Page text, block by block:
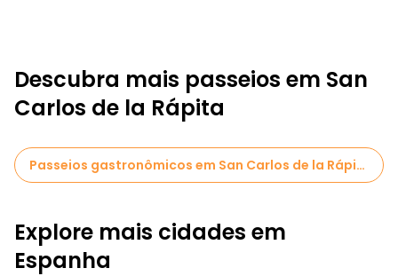
Descubra mais passeios em San
Carlos de la Rápita
Passeios gastronômicos em San Carlos de la Rápita
Explore mais cidades em
Espanha